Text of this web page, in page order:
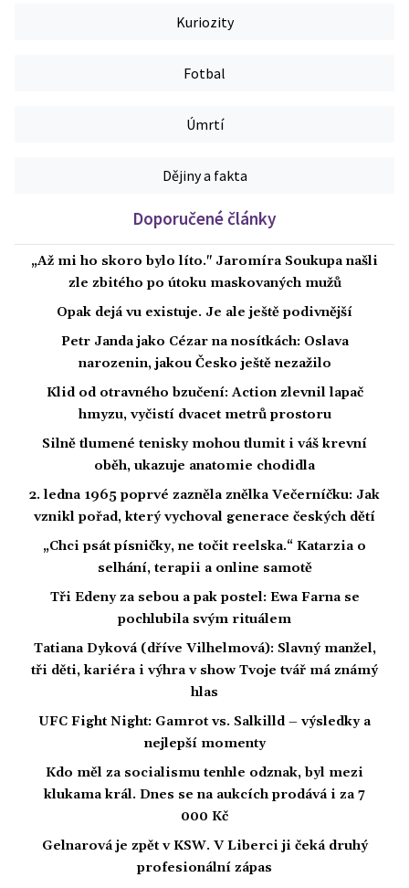
Kuriozity
Fotbal
Úmrtí
Dějiny a fakta
Doporučené články
„Až mi ho skoro bylo líto." Jaromíra Soukupa našli
zle zbitého po útoku maskovaných mužů
Opak dejá vu existuje. Je ale ještě podivnější
Petr Janda jako Cézar na nosítkách: Oslava
narozenin, jakou Česko ještě nezažilo
Klid od otravného bzučení: Action zlevnil lapač
hmyzu, vyčistí dvacet metrů prostoru
Silně tlumené tenisky mohou tlumit i váš krevní
oběh, ukazuje anatomie chodidla
2. ledna 1965 poprvé zazněla znělka Večerníčku: Jak
vznikl pořad, který vychoval generace českých dětí
„Chci psát písničky, ne točit reelska.“ Katarzia o
selhání, terapii a online samotě
Tři Edeny za sebou a pak postel: Ewa Farna se
pochlubila svým rituálem
Tatiana Dyková (dříve Vilhelmová): Slavný manžel,
tři děti, kariéra i výhra v show Tvoje tvář má známý
hlas
UFC Fight Night: Gamrot vs. Salkilld – výsledky a
nejlepší momenty
Kdo měl za socialismu tenhle odznak, byl mezi
klukama král. Dnes se na aukcích prodává i za 7
000 Kč
Gelnarová je zpět v KSW. V Liberci ji čeká druhý
profesionální zápas